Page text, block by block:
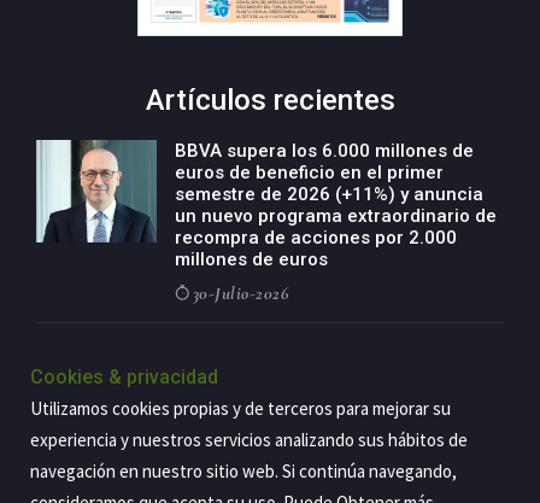
Artículos recientes
BBVA supera los 6.000 millones de
euros de beneficio en el primer
semestre de 2026 (+11%) y anuncia
un nuevo programa extraordinario de
recompra de acciones por 2.000
millones de euros
30-Julio-2026
negocio agro con un modelo global
países
29-Julio-2026
Cookies & privacidad
Utilizamos cookies propias y de terceros para mejorar su
experiencia y nuestros servicios analizando sus hábitos de
navegación en nuestro sitio web. Si continúa navegando,